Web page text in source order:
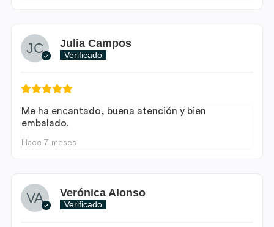
Julia Campos
Verificado
Me ha encantado, buena atención y bien
embalado.
Hace 7 meses
Verónica Alonso
Verificado